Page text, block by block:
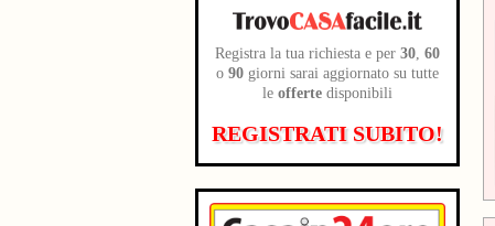
Registra la tua richiesta e per 30, 60
o 90 giorni sarai aggiornato su tutte
le offerte disponibili
REGISTRATI SUBITO!